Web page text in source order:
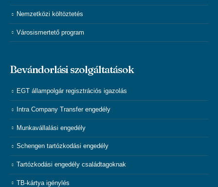
Nemzetközi költöztetés
Városismertető program
Bevándorlási szolgáltatások
EGT állampolgár regisztrációs igazolás
Intra Company Transfer engedély
Munkavállalási engedély
Schengen tartózkodási engedély
Tartózkodási engedély családtagoknak
TB-kártya igénylés